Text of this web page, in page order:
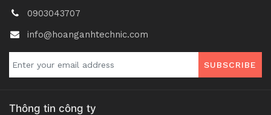
0903043707
info@hoanganhtechnic.com
SUBSCRIBE
Thông tin công ty